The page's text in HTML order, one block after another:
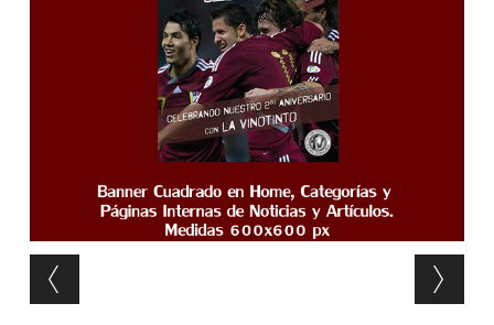
Post navigation